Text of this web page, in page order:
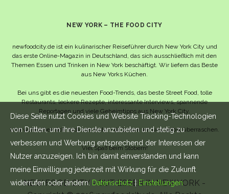
NEW YORK – THE FOOD CITY
newfoodcity.de ist ein kulinarischer Reiseführer durch New York City und
das erste Online-Magazin in Deutschland, das sich ausschließlich mit den
Themen Essen und Trinken in New York beschäftigt. Wir liefern das Beste
aus New Yorks Küchen.
Bei uns gibt es die neuesten Food-Trends, das beste Street Food, tolle
Restaurants, leckere Rezepte, interessante Interviews, spannende
Reportagen und viele Geheimtipps aus New York City.
Und wahrscheinlich noch viel mehr – da lassen wir uns selbst überraschen.
Viel Spaß beim Stöbern!
NEW FOOD CITY - GUT ESSEN IN NEW YORK -
Diese Seite nutzt Cookies und Website Tracking-Technologien
von Dritten, um ihre Dienste anzubieten und stetig zu
verbessern und Werbung entsprechend der Interessen der
Nutzer anzuzeigen. Ich bin damit einverstanden und kann
meine Einwilligung jederzeit mit Wirkung für die Zukunft
widerrufen oder ändern. Datenschutz| Einstellungen